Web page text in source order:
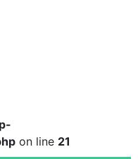
on line 21